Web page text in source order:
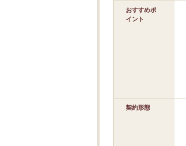
おすすめポ
イント
契約形態